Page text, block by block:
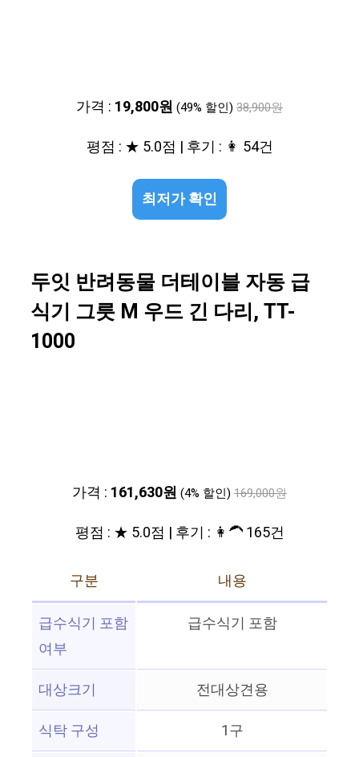
가격 : 19,800원 (49% 할인) 38,900원
평점 : ★ 5.0점 | 후기 : 👩 54건
최저가 확인
두잇 반려동물 더테이블 자동 급
식기 그릇 M 우드 긴 다리, TT-
1000
가격 : 161,630원 (4% 할인) 169,000원
평점 : ★ 5.0점 | 후기 : 👩‍🦱 165건
구분
내용
급수식기 포함
여부
급수식기 포함
대상크기
전대상견용
식탁 구성
1구